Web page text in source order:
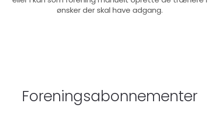
ønsker der skal have adgang.
Foreningsabonnementer